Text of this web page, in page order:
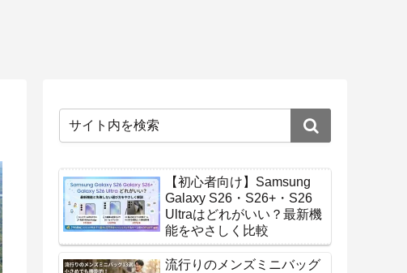
【初心者向け】Samsung
Galaxy S26・S26+・S26
Ultraはどれがいい？最新機
能をやさしく比較
流行りのメンズミニバッグ